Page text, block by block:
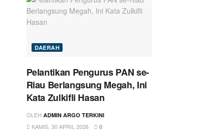
DAERAH
Pelantikan Pengurus PAN se-
Riau Berlangsung Megah, Ini
Kata Zulkifli Hasan
OLEH ADMIN ARGO TERKINI
KAMIS, 30 APRIL 2026 0